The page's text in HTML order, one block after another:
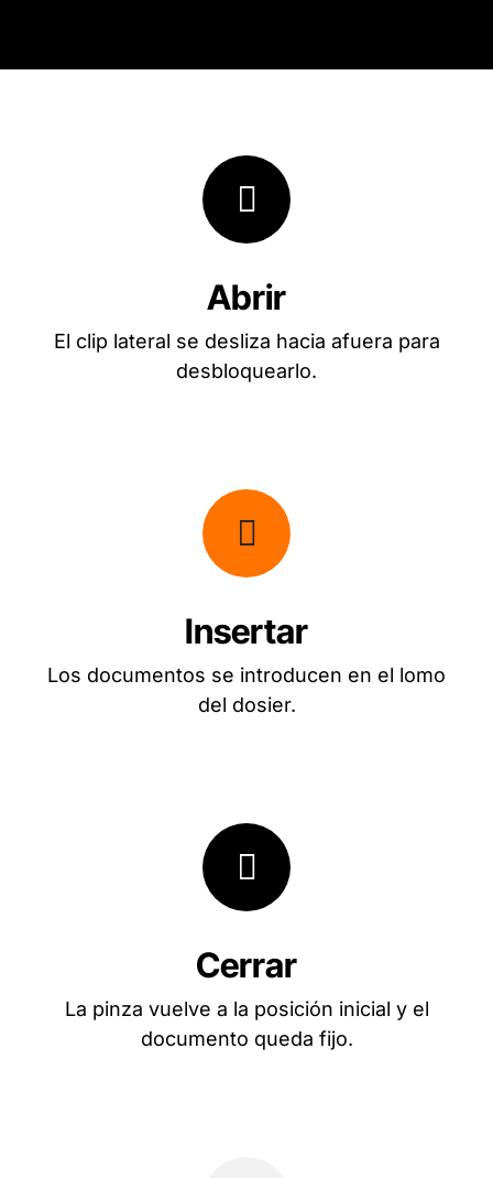
Abrir
El clip lateral se desliza hacia afuera para
desbloquearlo.
Insertar
Los documentos se introducen en el lomo
del dosier.
Cerrar
La pinza vuelve a la posición inicial y el
documento queda fijo.